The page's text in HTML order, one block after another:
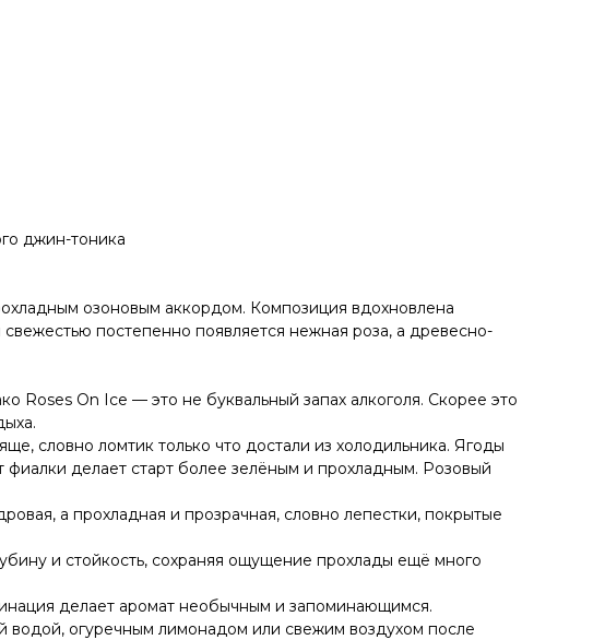
джин-тоника
озоновым аккордом. Композиция вдохновлена
постепенно появляется нежная роза, а древесно-
Roses On Ice — это не буквальный запах алкоголя. Скорее это
словно ломтик только что достали из холодильника. Ягоды
делает старт более зелёным и прохладным. Розовый
а прохладная и прозрачная, словно лепестки, покрытые
и стойкость, сохраняя ощущение прохлады ещё много
делает аромат необычным и запоминающимся.
огуречным лимонадом или свежим воздухом после